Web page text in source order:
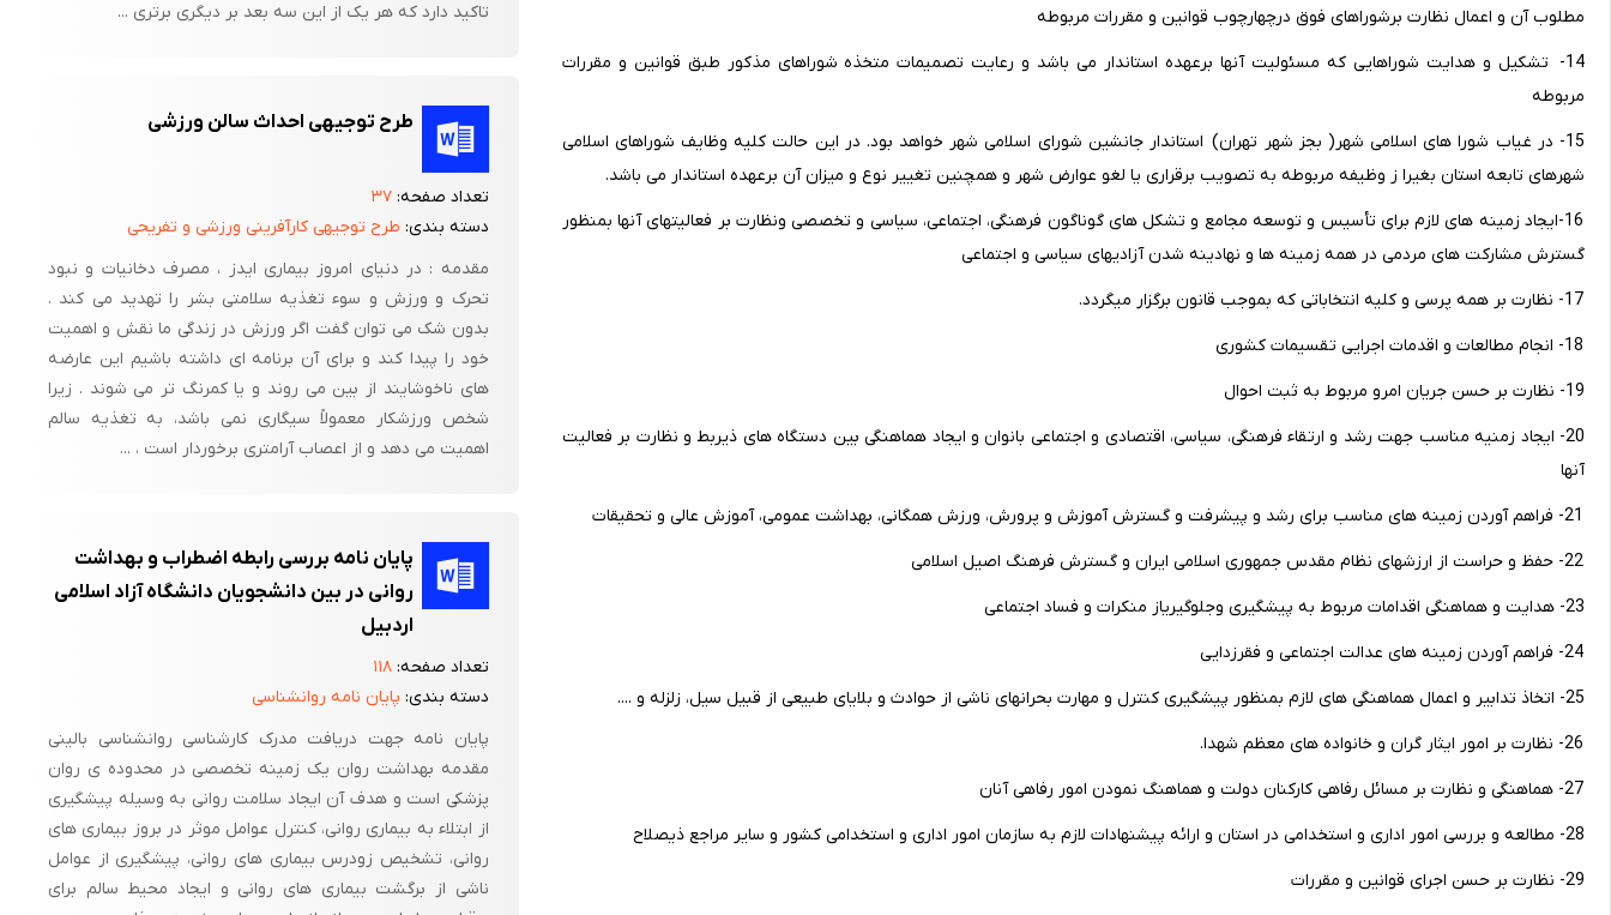
مطلوب آن و اعمال نظارت برشوراهای فوق درچهارچوب قوانین و مقررات مربوطه
14- تشکیل و هدایت شوراهایی که مسئولیت آنها برعهده استاندار می باشد و رعایت تصمیمات متخذه شوراهای مذکور طبق قوانین و مقررات
مربوطه
15- در غیاب شورا های اسلامی شهر( بجز شهر تهران) استاندار جانشین شورای اسلامی شهر خواهد بود. در این حالت کلیه وظایف شوراهای اسلامی
شهرهای تابعه استان بغیرا ز وظیفه مربوطه به تصویب برقراری یا لغو عوارض شهر و همچنین تغییر نوع و میزان آن برعهده استاندار می باشد.
16-ایجاد زمینه های لازم برای تأسیس و توسعه مجامع و تشکل های گوناگون فرهنگی، اجتماعی، سیاسی و تخصصی ونظارت بر فعالیتهای آنها بمنظور
گسترش مشارکت های مردمی در همه زمینه ها و نهادینه شدن آزادیهای سیاسی و اجتماعی
19- نظارت بر حسن جریان امرو مربوط به ثبت احوال
20- ایجاد زمنیه مناسب جهت رشد و ارتقاء فرهنگی، سیاسی، اقتصادی و اجتماعی بانوان و ایجاد هماهنگی بین دستگاه های ذیربط و نظارت بر فعالیت
آنها
23- هدایت و هماهنگی اقدامات مربوط به پیشگیری وجلوگیریاز منکرات و فساد اجتماعی
25- اتخاذ تدابیر و اعمال هماهنگی های لازم بمنظور پیشگیری کنترل و مهارت بحرانهای ناشی از حوادث و بلایای طبیعی از قبیل سیل، زلزله و ....
28- مطالعه و بررسی امور اداری و استخدامی در استان و ارائه پیشنهادات لازم به سازمان امور اداری و استخدامی کشور و سایر مراجع ذیصلاح
29- نظارت بر حسن اجرای قوانین و مقررات
تاکید دارد که هر یک از این سه بعد بر دیگری برتری ...
طرح توجیهی احداث سالن ورزشی
تعداد صفحه:۳۷
دسته بندی: طرح توجیهی کارآفرینی ورزشی و تفریحی
مقدمه : در دنیای امروز بیماری ایدز ، مصرف دخانیات و نبود
تحرک و ورزش و سوء تغذیه سلامتی بشر را تهدید می کند .
بدون شک می توان گفت اگر ورزش در زندگی ما نقش و اهمیت
خود را پیدا کند و برای آن برنامه ای داشته باشیم این عارضه
های ناخوشایند از بین می روند و یا کمرنگ تر می شوند . زیرا
شخص ورزشکار معمولاً سیگاری نمی باشد، به تغذیه سالم
اهمیت می دهد و از اعصاب آرامتری برخوردار است ، ...
پایان نامه بررسی رابطه اضطراب و بهداشت
روانی در بین دانشجویان دانشگاه آزاد اسلامی
اردبیل
تعداد صفحه:۱۱۸
دسته بندی: پایان نامه روانشناسی
پایان نامه جهت دریافت مدرک کارشناسی روانشناسی بالینی
مقدمه بهداشت روان یک زمینه تخصصی در محدوده ی روان
پزشکی است و هدف آن ایجاد سلامت روانی به وسیله پیشگیری
از ابتلاء به بیماری روانی، کنترل عوامل موثر در بروز بیماری های
روانی، تشخیص زودرس بیماری های روانی، پیشگیری از عوامل
ناشی از برگشت بیماری های روانی و ایجاد محیط سالم برای